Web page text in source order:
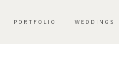
PORTFOLIO WEDDINGS